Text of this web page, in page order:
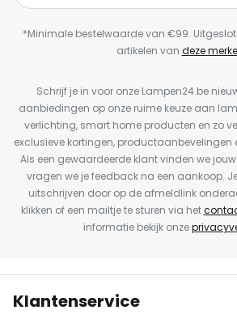
*Minimale bestelwaarde van €99.
artikelen van deze
Schrijf je in voor onze Lampen24.be
aanbiedingen op onze ruime keuze aan
verlichting, smart home producten en zo
exclusieve kortingen, productaanbevelingen
Als een gewaardeerde klant vinden we
vragen we je feedback na een aankoop.
uitschrijven door op de afmeldlink
klikken of een mailtje te sturen via het
informatie bekijk onze
Klantenservice